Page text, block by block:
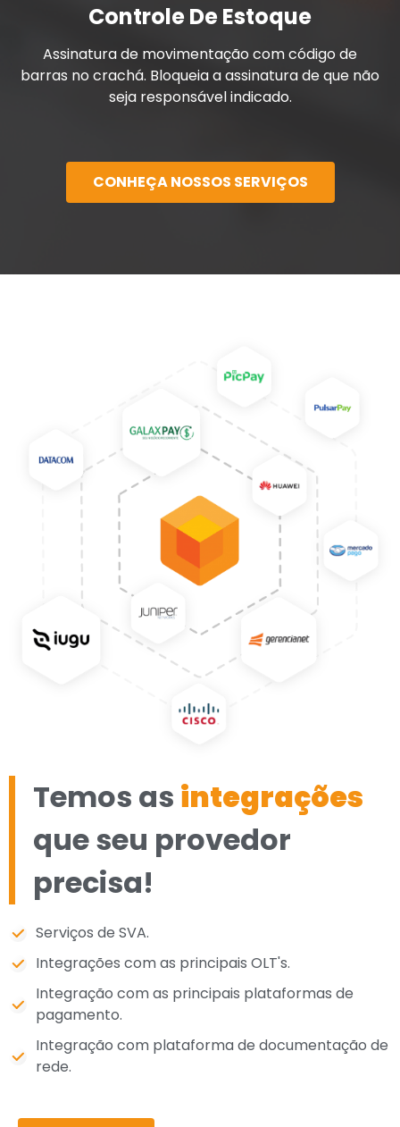
Controle De Estoque
Assinatura de movimentação com código de
barras no crachá. Bloqueia a assinatura de que não
seja responsável indicado.
CONHEÇA NOSSOS SERVIÇOS
Temos as integrações
que seu provedor
precisa!
Serviços de SVA.
Integrações com as principais OLT's.
Integração com as principais plataformas de
pagamento.
Integração com plataforma de documentação de
rede.